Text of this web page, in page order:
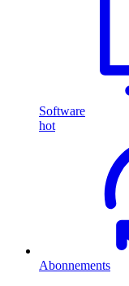
Software
hot
Abonnements